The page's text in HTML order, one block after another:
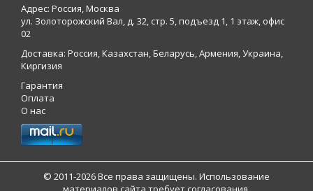
Адрес: Россия, Москва
ул. Золоторожский Вал, д. 32, стр. 5, подъезд 1, 1 этаж, офис
02
Доставка: Россия, Казахстан, Беларусь, Армения, Украина,
Киргизия
Гарантия
Оплата
О нас
© 2011-2026 Все права защищены. Использование